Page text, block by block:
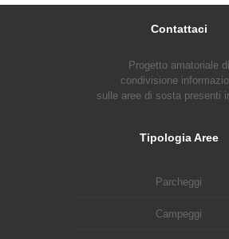
Contattaci
Progetto amatoriale di
condivisione
sulle aree di sosta presenti
Tipologia Aree
Parcheggi
Campeggi